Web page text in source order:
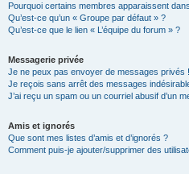
Pourquoi certains membres apparaissent
Qu’est-ce qu’un « Groupe par défaut » ?
Qu’est-ce que le lien « L’équipe du forum » ?
Messagerie privée
Je ne peux pas envoyer de messages privés !
Je reçois sans arrêt des messages
J’ai reçu un spam ou un courriel abusif d’un
Amis et ignorés
Que sont mes listes d’amis et d’ignorés ?
Comment puis-je ajouter/supprimer des